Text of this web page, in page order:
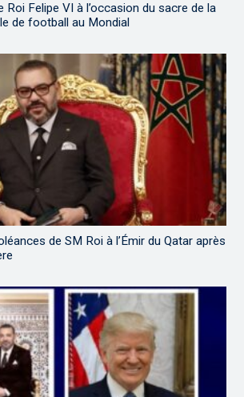
Roi Felipe VI à l’occasion du sacre de la
de football au Mondial
de SM Roi à l’Émir du Qatar après